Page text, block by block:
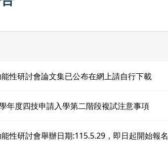
性研討會論文集已公布在網上請自行下載
年度四技申請入學第二階段複試注意事項
性研討會舉辦日期:115.5.29，即日起開始報名